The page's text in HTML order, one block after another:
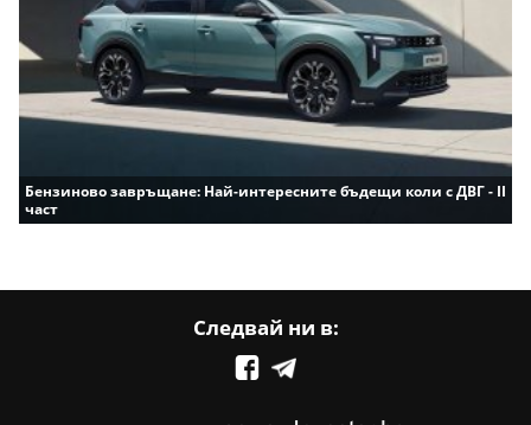
Бензиново завръщане: Най-интересните бъдещи коли с ДВГ - II
част
Следвай ни в: